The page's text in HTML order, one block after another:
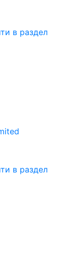
в раздел
в раздел